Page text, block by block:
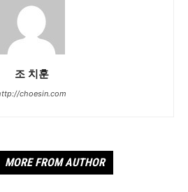
조 치훈
choesin.com
MORE FROM AUTHOR